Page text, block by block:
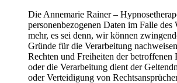
Die Annemarie Rainer –
personenbezogenen Daten im Falle des
mehr, es sei denn, wir können
Gründe für die Verarbeitung
Rechten und Freiheiten der betroffenen
oder die Verarbeitung dient der
oder Verteidigung von